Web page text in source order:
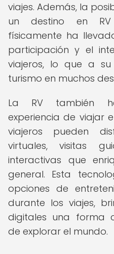
viajes. Además, la
un destino en
físicamente ha
participación y el
viajeros, lo que a
turismo en muchos
La RV también
experiencia de viajar
viajeros pueden
virtuales, visitas
interactivas que
general. Esta
opciones de
durante los viajes,
digitales una forma
de explorar el mundo.